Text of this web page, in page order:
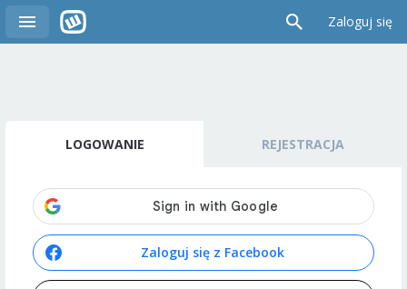
Zaloguj się
LOGOWANIE REJESTRACJA
Zaloguj się z Facebook